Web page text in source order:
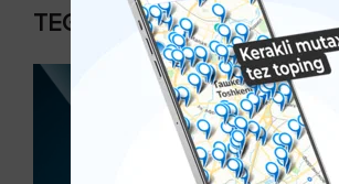
TEGISHLI MAQOLALAR